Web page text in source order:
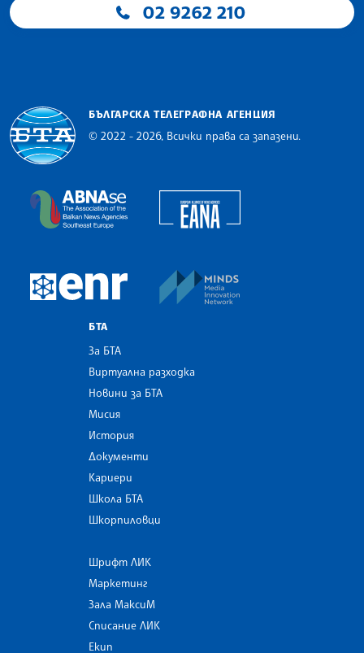
02 9262 210
БЪЛГАРСКА ТЕЛЕГРАФНА АГЕНЦИЯ
© 2022 - 2026, Всички права са запазени.
The Assocoation of the Balkan News Agencies
European Newsroom
БТА
За БТА
Виртуална разходка
Новини за БТА
Мисия
История
Документи
Кариери
Школа БТА
Шкорпиловци
Шрифт ЛИК
Маркетинг
Зала МаксиМ
Списание ЛИК
Екип